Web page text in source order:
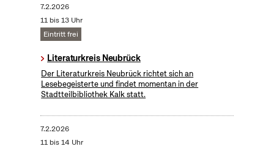
7.2.2026
11 bis 13 Uhr
Eintritt frei
Literaturkreis Neubrück
Der Literaturkreis Neubrück richtet sich an
Lesebegeisterte und findet momentan in der
Stadtteilbibliothek Kalk statt.
7.2.2026
11 bis 14 Uhr